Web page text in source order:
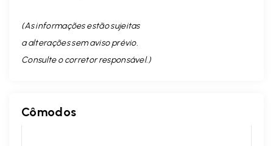
(As informações estão sujeitas
a alterações sem aviso prévio.
Consulte o corretor responsável. )
Cômodos